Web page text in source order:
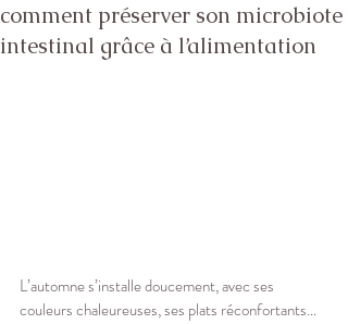
comment préserver son microbiote
intestinal grâce à l’alimentation
L’automne s’installe doucement, avec ses
couleurs chaleureuses, ses plats réconfortants…